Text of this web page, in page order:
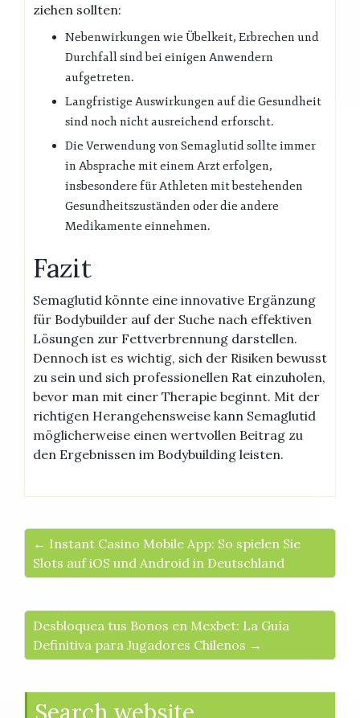
ziehen sollten:
Nebenwirkungen wie Übelkeit, Erbrechen und
Durchfall sind bei einigen Anwendern
aufgetreten.
Langfristige Auswirkungen auf die Gesundheit
sind noch nicht ausreichend erforscht.
Die Verwendung von Semaglutid sollte immer
in Absprache mit einem Arzt erfolgen,
insbesondere für Athleten mit bestehenden
Gesundheitszuständen oder die andere
Medikamente einnehmen.
Fazit
Semaglutid könnte eine innovative Ergänzung
für Bodybuilder auf der Suche nach effektiven
Lösungen zur Fettverbrennung darstellen.
Dennoch ist es wichtig, sich der Risiken bewusst
zu sein und sich professionellen Rat einzuholen,
bevor man mit einer Therapie beginnt. Mit der
richtigen Herangehensweise kann Semaglutid
möglicherweise einen wertvollen Beitrag zu
den Ergebnissen im Bodybuilding leisten.
← Instant Casino Mobile App: So spielen Sie
Slots auf iOS und Android in Deutschland
Desbloquea tus Bonos en Mexbet: La Guía
Definitiva para Jugadores Chilenos →